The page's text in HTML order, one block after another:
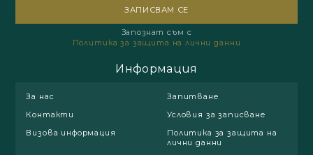
Запознат съм с
Политика за защита на лични данни
Информация
За нас
Запитване
Контакти
Условия за записване
Визова информация
Политика за защита на
лични данни